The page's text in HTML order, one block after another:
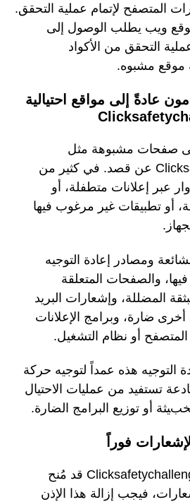
المتصفح لإتمام عملية التحقق.
ويب يطلب الوصول إلى
التحقق من الأكواد
عادةً إلى مواقع احتيالية
صفحات مشبوهة مثل
Clicksafetychallenge.co.in عن قصد. في كثير من
عبر إعلانات متطفلة، أو
أو تطبيقات غير مرغوب فيها
ومصادر إعادة التوجيه
والصفحات المتعلقة
المضللة، وإشعارات البريد
ضارة، وبرامج الإعلانات
المتصفح أو نظام التشغيل.
التوجيه هذه عمداً لتوجيه حركة
تستفيد من عمليات الاحتيال
أو توزيع البرامج الضارة.
فوراً
إذا كان موقع Clicksafetychallenge.co.in قد مُنح
فيجب إزالة هذا الإذن